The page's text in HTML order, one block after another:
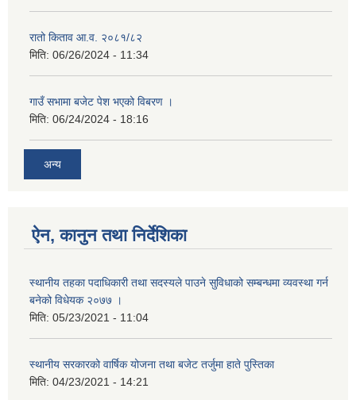
रातो किताव आ.व. २०८१/८२
मिति: 06/26/2024 - 11:34
गाउँ सभामा बजेट पेश भएको विबरण ।
मिति: 06/24/2024 - 18:16
अन्य
ऐन, कानुन तथा निर्देशिका
स्थानीय तहका पदाधिकारी तथा सदस्यले पाउने सुविधाको सम्बन्धमा व्यवस्था गर्न
बनेको विधेयक २०७७ ।
मिति: 05/23/2021 - 11:04
स्थानीय सरकारको वार्षिक योजना तथा बजेट तर्जुमा हाते पुस्तिका
मिति: 04/23/2021 - 14:21